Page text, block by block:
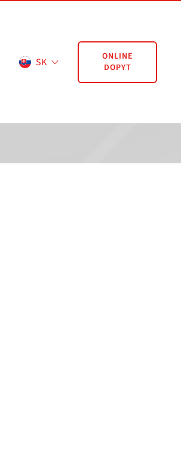
SK
ONLINE
DOPYT